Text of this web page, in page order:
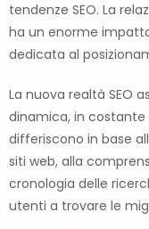
tendenze SEO. La
ha un enorme
dedicata al
La nuova realtà SEO
dinamica, in
differiscono in base
siti web, alla
cronologia delle
utenti a trovare le